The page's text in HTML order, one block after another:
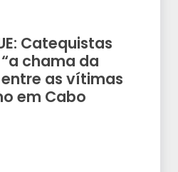
Catequistas
chama da
as vítimas
em Cabo